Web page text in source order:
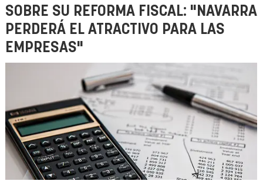
SOBRE SU REFORMA FISCAL: "NAVARRA
PERDERÁ EL ATRACTIVO PARA LAS
EMPRESAS"